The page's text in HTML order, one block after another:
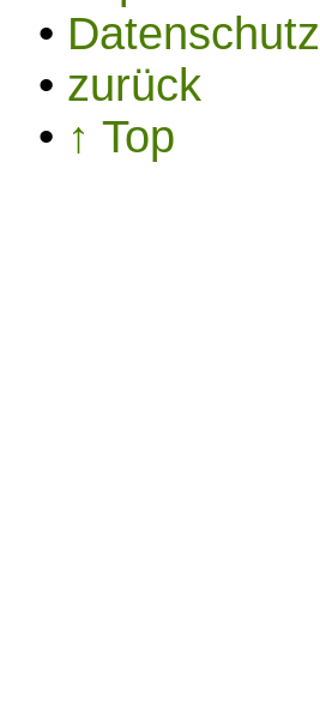
• Datenschutz
• zurück
• ↑ Top